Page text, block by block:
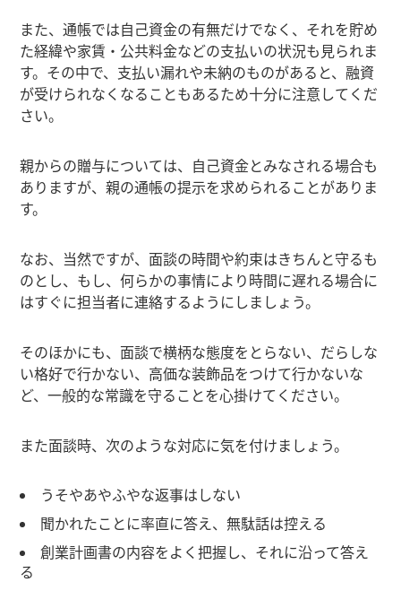
また、通帳では自己資金の有無だけでなく、それを貯め
た経緯や家賃・公共料金などの支払いの状況も見られま
す。その中で、支払い漏れや未納のものがあると、融資
が受けられなくなることもあるため十分に注意してくだ
さい。
親からの贈与については、自己資金とみなされる場合も
ありますが、親の通帳の提示を求められることがありま
す。
なお、当然ですが、面談の時間や約束はきちんと守るも
のとし、もし、何らかの事情により時間に遅れる場合に
はすぐに担当者に連絡するようにしましょう。
そのほかにも、面談で横柄な態度をとらない、だらしな
い格好で行かない、高価な装飾品をつけて行かないな
ど、一般的な常識を守ることを心掛けてください。
また面談時、次のような対応に気を付けましょう。
うそやあやふやな返事はしない
聞かれたことに率直に答え、無駄話は控える
創業計画書の内容をよく把握し、それに沿って答え
る